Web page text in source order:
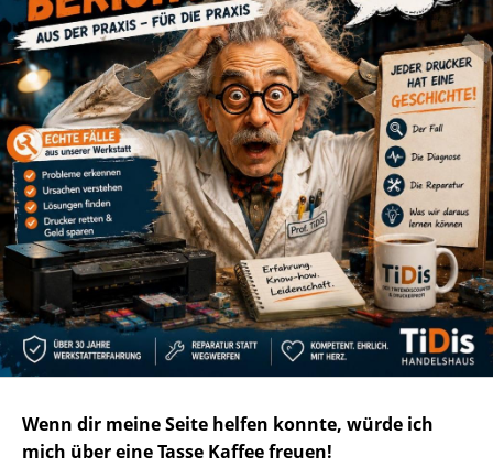
Wenn dir meine Seite helfen konnte, würde ich
mich über eine Tasse Kaffee freuen!